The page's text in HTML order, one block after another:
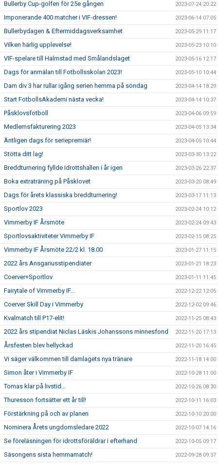
Bullerby Cup-golfen för 25e gången 2023-07-24 20:22
Imponerande 400 matcher i VIF-dressen! 2023-06-14 07:05
Bullerbydagen & Eftermiddagsverksamhet 2023-05-29 11:17
Vilken härlig upplevelse! 2023-05-23 10:10
VIF-spelare till Halmstad med Smålandslaget 2023-05-16 12:17
Dags för anmälan till Fotbollsskolan 2023! 2023-05-10 10:44
Dam div 3 har rullar igång serien hemma på söndag 2023-04-14 18:29
Start FotbollsAkademi nästa vecka! 2023-04-14 10:37
Påsklovsfotboll 2023-04-06 09:59
Medlemsfakturering 2023 2023-04-05 13:34
Äntligen dags för seriepremiär! 2023-04-05 10:44
Stötta ditt lag! 2023-03-30 13:22
Breddturnering fyllde Idrottshallen i år igen 2023-03-26 22:37
Boka extraträning på Påsklovet 2023-03-20 08:49
Dags för årets klassiska breddturnering! 2023-03-17 11:13
Sportlov 2023 2023-02-24 10:12
Vimmerby IF Årsmöte 2023-02-24 09:43
Sportlovsaktiviteter Vimmerby IF 2023-02-15 08:25
Vimmerby IF Årsmöte 22/2 kl. 18.00 2023-01-27 11:15
2022 års Ansgariusstipendiater 2023-01-21 18:23
Coerver+Sportlov 2023-01-11 11:45
Fairytale of Vimmerby IF... 2022-12-22 12:05
Coerver Skill Day i Vimmerby 2022-12-02 09:46
Kvalmatch till P17-elit! 2022-11-25 08:43
2022 års stipendiat Niclas Läskis Johanssons minnesfond 2022-11-20 17:13
Årsfesten blev hellyckad 2022-11-20 16:45
Vi säger välkommen till damlagets nya tränare 2022-11-18 14:00
Simon åter i Vimmerby IF 2022-10-28 11:00
Tomas klar på livstid... 2022-10-26 08:30
Thuresson fortsätter ett år till! 2022-10-11 16:03
Förstärkning på och av planen 2022-10-10 20:00
Nominera Årets ungdomsledare 2022 2022-10-07 14:16
Se föreläsningen för idrottsföräldrar i efterhand 2022-10-05 09:17
Säsongens sista hemmamatch! 2022-09-28 09:37